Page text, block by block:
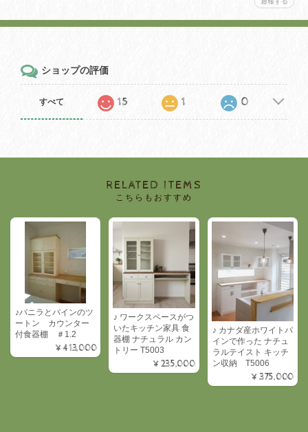
ショップの評価
すべて 15 1 0
RELATED ITEMS
こちらもおすすめ
♪バニラとパインのツ
ートン カウンター
付食器棚 ＃1.2
¥413,000
♪ ワークスペースがつ
いたキッチン家具 食
器棚 ナチュラル カン
トリー T5003
¥235,000
♪ カナダ産ホワイトパ
インで作った ナチュ
ラルテイスト キッチ
ン収納 T5006
¥375,000